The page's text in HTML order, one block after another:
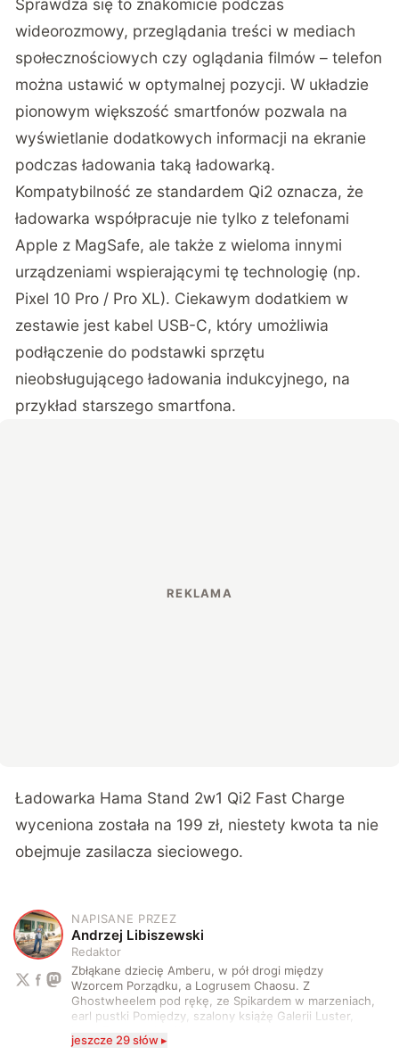
Sprawdza się to znakomicie podczas
wideorozmowy, przeglądania treści w mediach
społecznościowych czy oglądania filmów – telefon
można ustawić w optymalnej pozycji. W układzie
pionowym większość smartfonów pozwala na
wyświetlanie dodatkowych informacji na ekranie
podczas ładowania taką ładowarką.
Kompatybilność ze standardem Qi2 oznacza, że
ładowarka współpracuje nie tylko z telefonami
Apple z MagSafe, ale także z wieloma innymi
urządzeniami wspierającymi tę technologię (np.
Pixel 10 Pro / Pro XL). Ciekawym dodatkiem w
zestawie jest kabel USB-C, który umożliwia
podłączenie do podstawki sprzętu
nieobsługującego ładowania indukcyjnego, na
przykład starszego smartfona.
Ładowarka Hama Stand 2w1 Qi2 Fast Charge
wyceniona została na 199 zł, niestety kwota ta nie
obejmuje zasilacza sieciowego.
A
NAPISANE PRZEZ
Andrzej Libiszewski
Redaktor
Zbłąkane dziecię Amberu, w pół drogi między
Wzorcem Porządku, a Logrusem Chaosu. Z
Ghostwheelem pod rękę, ze Spikardem w marzeniach,
earl pustki Pomiędzy, szalony książę Galerii Luster,
karta Tarota nakreślona między wtedy, a teraz. A
serio? Pisaniem o szeroko pojętej technice o zajmuję
jeszcze 29 słów ▸